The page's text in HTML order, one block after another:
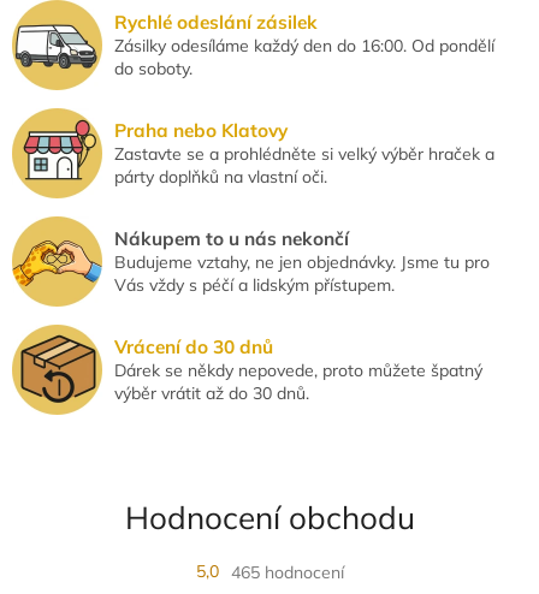
Rychlé odeslání zásilek
Zásilky odesíláme každý den do 16:00. Od pondělí
do soboty.
Praha nebo Klatovy
Zastavte se a prohlédněte si velký výběr hraček a
párty doplňků na vlastní oči.
Nákupem to u nás nekončí
Budujeme vztahy, ne jen objednávky. Jsme tu pro
Vás vždy s péčí a lidským přístupem.
Vrácení do 30 dnů
Dárek se někdy nepovede, proto můžete špatný
výběr vrátit až do 30 dnů.
Hodnocení obchodu
5,0 465 hodnocení